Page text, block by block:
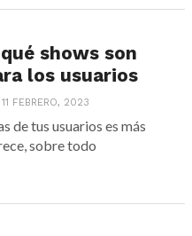
shows son
los usuarios
11 FEBRERO, 2023
de tus usuarios es más
sobre todo